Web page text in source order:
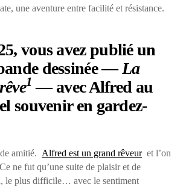
une aventure entre facilité et résistance.
vous avez publié un
dessinée —La
1 — avec Alfred au
souvenir en gardez-
amitié. Alfred est un grand rêveur et l’on
ne fut qu’une suite de plaisir et de
le plus difficile… avec le sentiment